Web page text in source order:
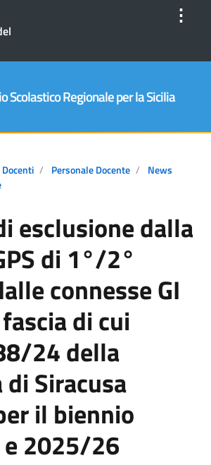
⋮
Scolastico Regionale per la Sicilia
Personale Docente
News
esclusione dalla
di 1°/2°
connesse GI
di cui
24 della
Siracusa
il biennio
2025/26